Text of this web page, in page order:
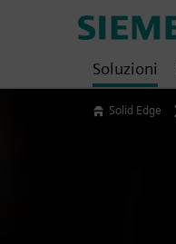
Solid Edge
Soluzioni